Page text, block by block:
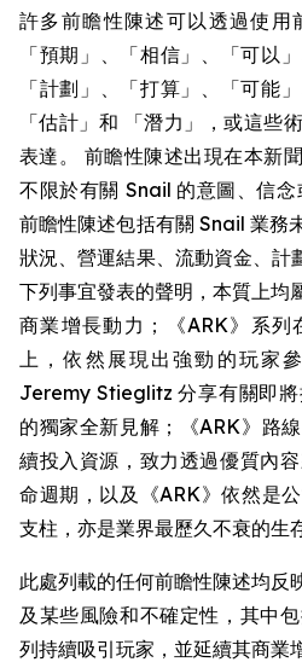
許多前瞻性陳述可以透過使用
「預期」、「相信」、「可以
「計劃」、「打算」、「可能
「估計」和 「潛力」，或這些
表達。 前瞻性陳述出現在本新
不限於有關 Snail 的意圖、信
前瞻性陳述包括有關 Snail 業務
狀況、營運結果、流動資金、計
下列事宜發表的聲明，本質上均
商業增長動力；《ARK》系列
上，依然展現出強勁的玩家
Jeremy Stieglitz 分享有關即
的獨家全新見解；《ARK》路
續投入資源，致力透過優質內
命週期，以及《ARK》依然是
支柱，亦是業界最歷久不衰的生
此處列載的任何前瞻性陳述均反
及某些風險和不確定性，其中
列持續吸引玩家，並延續其商業